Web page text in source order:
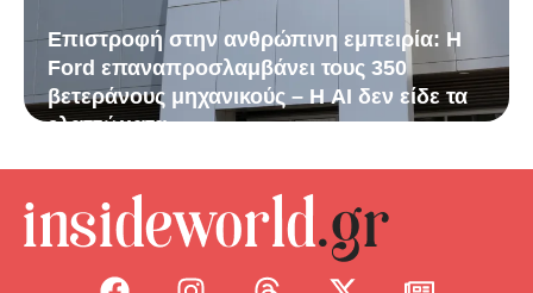
Επιστροφή στην ανθρώπινη εμπειρία: Η
Ford επαναπροσλαμβάνει τους 350
βετεράνους μηχανικούς – Η AI δεν είδε τα
ελαττώματα